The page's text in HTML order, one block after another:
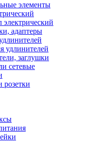
элементы
адаптеры
удлинителей
заглушки
сетевые